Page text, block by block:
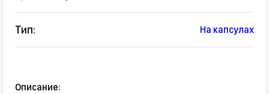
Тип: На капсулах
Описание: